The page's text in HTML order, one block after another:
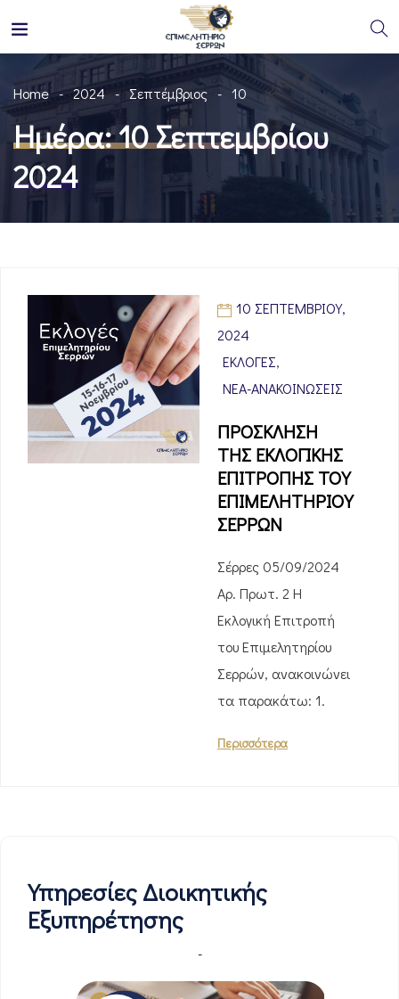
Home 2024 Σεπτέμβριος 10
Ημέρα:10 Σεπτεμβρίου
2024
10 ΣΕΠΤΕΜΒΡΊΟΥ,
2024
ΕΚΛΟΓΈΣ,
ΝΈΑ-ΑΝΑΚΟΙΝΏΣΕΙΣ
ΠΡΟΣΚΛΗΣΗ
ΤΗΣ ΕΚΛΟΓΙΚΗΣ
ΕΠΙΤΡΟΠΗΣ ΤΟΥ
ΕΠΙΜΕΛΗΤΗΡΙΟΥ
ΣΕΡΡΩΝ
Σέρρες 05/09/2024
Αρ. Πρωτ. 2 Η
Εκλογική Επιτροπή
του Επιμελητηρίου
Σερρών, ανακοινώνει
τα παρακάτω: 1.
Περισσότερα
Υπηρεσίες Διοικητικής
Εξυπηρέτησης
-